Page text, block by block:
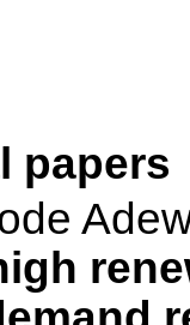
papers